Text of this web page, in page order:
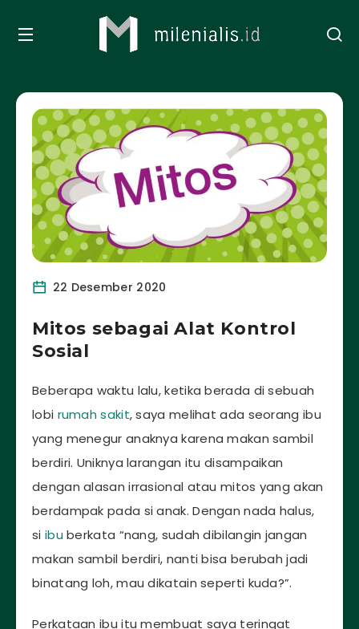
22 Desember 2020
Mitos sebagai Alat Kontrol
Sosial
Beberapa waktu lalu, ketika berada di sebuah
lobi rumah sakit, saya melihat ada seorang ibu
yang menegur anaknya karena makan sambil
berdiri. Uniknya larangan itu disampaikan
dengan alasan irrasional atau mitos yang akan
berdampak pada si anak. Dengan nada halus,
si ibu berkata “nang, sudah dibilangin jangan
makan sambil berdiri, nanti bisa berubah jadi
binatang loh, mau dikatain seperti kuda?”.
Perkataan ibu itu membuat saya teringat